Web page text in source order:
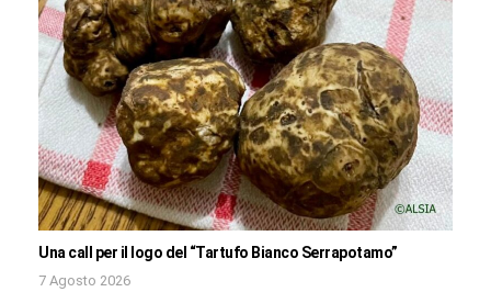
Una call per il logo del “Tartufo Bianco Serrapotamo”
7 Agosto 2026